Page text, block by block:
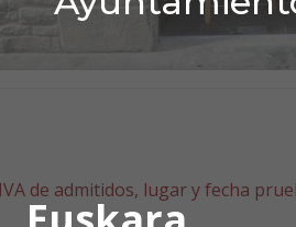
de admitidos, lugar y fecha